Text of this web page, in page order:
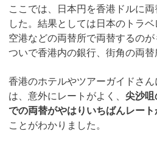
ここでは、日本円を香港ドルに
した。結果としては日本のトラベ
空港などの両替所で両替するのが
ついで香港内の銀行、街角の両替
香港のホテルやツアーガイドさ
は、意外にレートがよく、 尖沙
での両替がやはりいちばんレート
ことがわかりました。